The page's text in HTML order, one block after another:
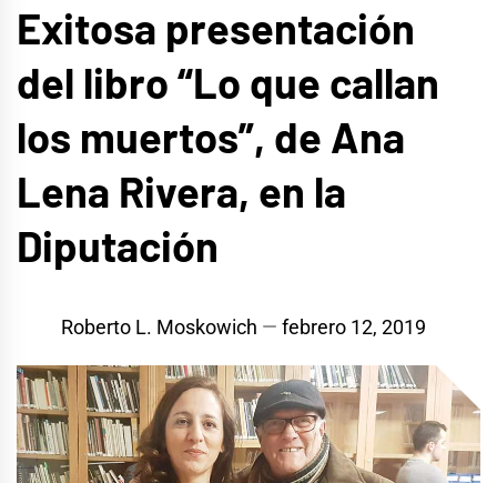
Exitosa presentación
del libro “Lo que callan
los muertos”, de Ana
Lena Rivera, en la
Diputación
Roberto L. Moskowich febrero 12, 2019